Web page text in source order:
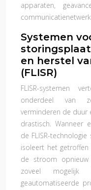
apparaten,
Systemen
en herstel
(FLISR)
FLISR-systemen
onderdeel van
verminderen de duur
drastisch. Wanneer
de FLISR-
isoleert het
de stroom
zoveel
geautomatiseerde